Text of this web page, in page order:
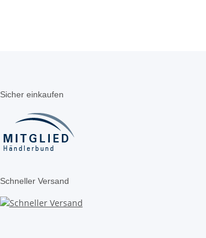
Sicher einkaufen
Schneller Versand